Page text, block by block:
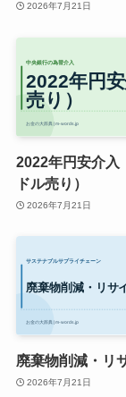
2026年7月21日
2022年円安介入
ドル売り）
2026年7月21日
廃棄物削減・リ
2026年7月21日